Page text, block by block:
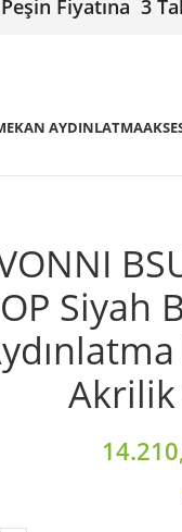
Fiyatına 3
AYDINLATMA
Siyah
Akrilik